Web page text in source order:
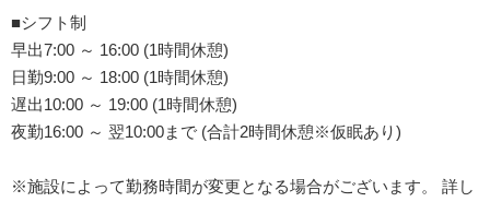
■シフト制
早出7:00 ～ 16:00 (1時間休憩)
日勤9:00 ～ 18:00 (1時間休憩)
遅出10:00 ～ 19:00 (1時間休憩)
夜勤16:00 ～ 翌10:00まで (合計2時間休憩※仮眠あり)
※施設によって勤務時間が変更となる場合がございます。 詳し